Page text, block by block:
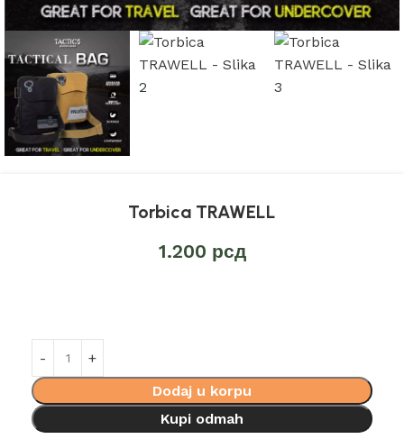
Torbica TRAWELL
1.200 рсд
Dodaj u korpu
Kupi odmah